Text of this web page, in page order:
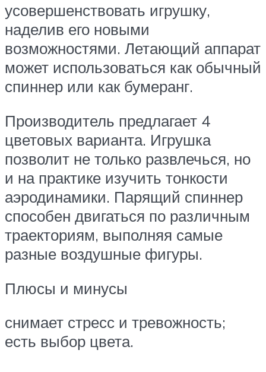
усовершенствовать игрушку,
наделив его новыми
возможностями. Летающий аппарат
может использоваться как обычный
спиннер или как бумеранг.
Производитель предлагает 4
цветовых варианта. Игрушка
позволит не только развлечься, но
и на практике изучить тонкости
аэродинамики. Парящий спиннер
способен двигаться по различным
траекториям, выполняя самые
разные воздушные фигуры.
Плюсы и минусы
снимает стресс и тревожность;
есть выбор цвета.